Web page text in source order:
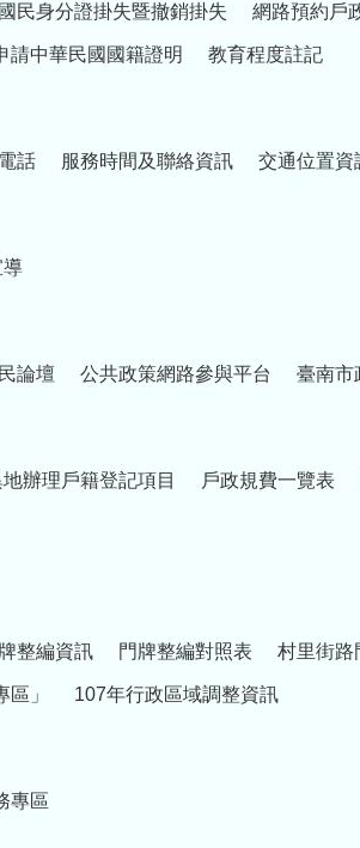
國民身分證掛失暨撤銷掛失 網路預約戶
請中華民國國籍證明 教育程度註記
話 服務時間及聯絡資訊 交通位置資
導
論壇 公共政策網路參與平台 臺南市
辦理戶籍登記項目 戶政規費一覽表
整編資訊 門牌整編對照表 村里街路
」 107年行政區域調整資訊
專區